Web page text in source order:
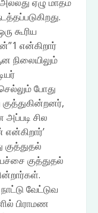
கூரிய
என்கிறார்
நிலையிலும்
போது
சில
என்கிறார்’
குத்துதல்
குத்துதல்
வேட்டுவ
பிராமண